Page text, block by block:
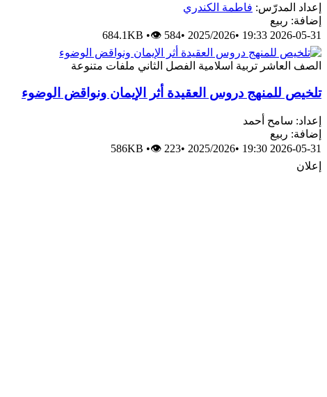
إعداد المدرّس: فاطمة الكندري
إضافة: ربيع
2026-05-31 19:33
•
2025/2026
•
684.1KB •👁 584
الصف العاشر تربية اسلامية الفصل الثاني ملفات متنوعة
تلخيص للمنهج دروس العقيدة أثر الإيمان ونواقض الوضوء
إعداد: سامح أحمد
إضافة: ربيع
2026-05-31 19:30
•
2025/2026
•
586KB •👁 223
إعلان